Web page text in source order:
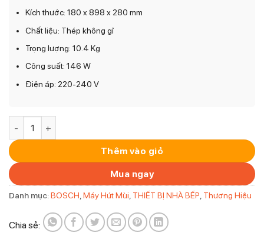
Kích thước: 180 x 898 x 280 mm
Chất liệu: Thép không gỉ
Trọng lượng: 10.4 Kg
Công suất: 146 W
Điện áp: 220-240 V
Thêm vào giỏ
Mua ngay
Danh mục:BOSCH Máy Hút Mùi THIẾT BỊ NHÀ BẾP Thương Hiệu
Chia sẻ: